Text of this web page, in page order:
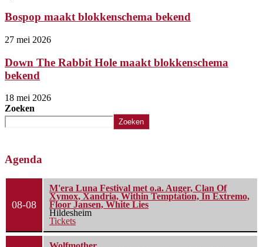
Bospop maakt blokkenschema bekend
27 mei 2026
Down The Rabbit Hole maakt blokkenschema
bekend
18 mei 2026
Zoeken
Zoeken
Agenda
08-08
M'era Luna Festival met o.a. Auger, Clan Of
Xymox, Xandria, Within Temptation, In Extremo,
Floor Jansen, White Lies
Hildesheim
Tickets